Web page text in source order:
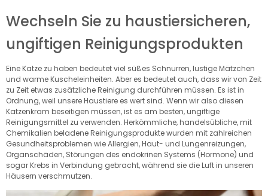
Wechseln Sie zu haustiersicheren,
ungiftigen Reinigungsprodukten
Eine Katze zu haben bedeutet viel süßes Schnurren, lustige Mätzchen
und warme Kuscheleinheiten. Aber es bedeutet auch, dass wir von Zeit
zu Zeit etwas zusätzliche Reinigung durchführen müssen. Es ist in
Ordnung, weil unsere Haustiere es wert sind. Wenn wir also diesen
Katzenkram beseitigen müssen, ist es am besten, ungiftige
Reinigungsmittel zu verwenden. Herkömmliche, handelsübliche, mit
Chemikalien beladene Reinigungsprodukte wurden mit zahlreichen
Gesundheitsproblemen wie Allergien, Haut- und Lungenreizungen,
Organschäden, Störungen des endokrinen Systems (Hormone) und
sogar Krebs in Verbindung gebracht, während sie die Luft in unseren
Häusern verschmutzen.